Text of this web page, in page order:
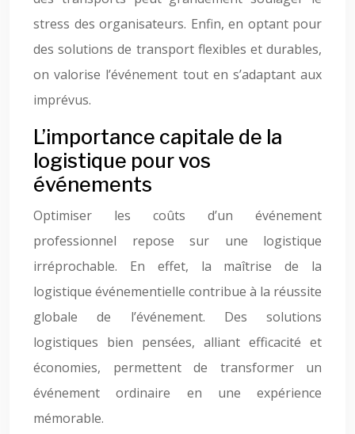
stress des organisateurs. Enfin, en optant pour
des solutions de transport flexibles et durables,
on valorise l’événement tout en s’adaptant aux
imprévus.
L’importance capitale de la
logistique pour vos
événements
Optimiser les coûts d’un événement
professionnel repose sur une logistique
irréprochable. En effet, la maîtrise de la
logistique événementielle contribue à la réussite
globale de l’événement. Des solutions
logistiques bien pensées, alliant efficacité et
économies, permettent de transformer un
événement ordinaire en une expérience
mémorable.